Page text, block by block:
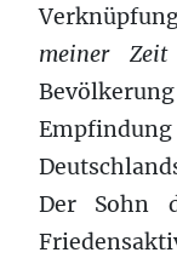
meiner Zeit
Der Sohn